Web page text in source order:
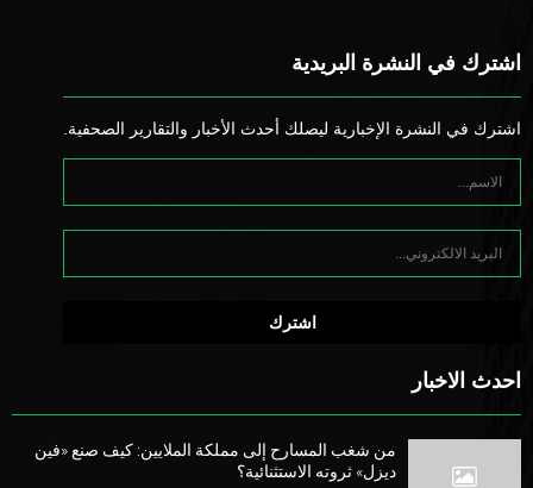
اشترك في النشرة البريدية
اشترك في النشرة الإخبارية ليصلك أحدث الأخبار والتقارير الصحفية.
احدث الاخبار
من شغب المسارح إلى مملكة الملايين: كيف صنع «فين
ديزل» ثروته الاستثنائية؟